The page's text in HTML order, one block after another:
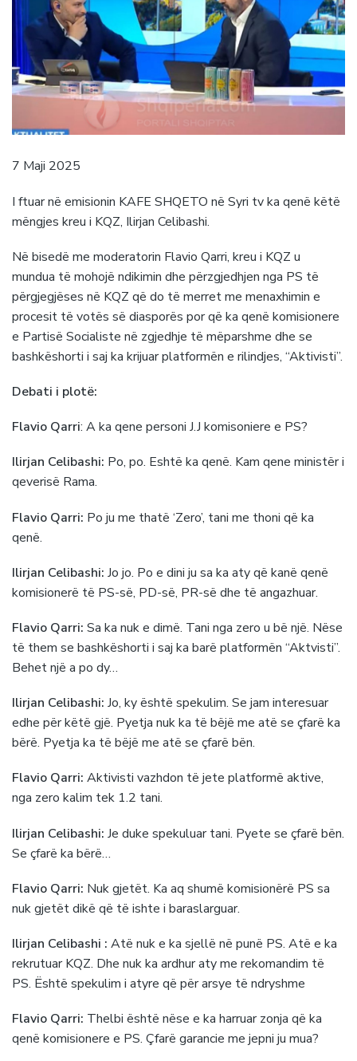
7 Maji 2025
I ftuar në emisionin KAFE SHQETO në Syri tv ka qenë këtë
mëngjes kreu i KQZ, Ilirjan Celibashi.
Në bisedë me moderatorin Flavio Qarri, kreu i KQZ u
mundua të mohojë ndikimin dhe përzgjedhjen nga PS të
përgjegjëses në KQZ që do të merret me menaxhimin e
procesit të votës së diasporës por që ka qenë komisionere
e Partisë Socialiste në zgjedhje të mëparshme dhe se
bashkëshorti i saj ka krijuar platformën e rilindjes, “Aktivisti”.
Debati i plotë:
Flavio Qarri: A ka qene personi J.J komisoniere e PS?
Ilirjan Celibashi: Po, po. Eshtë ka qenë. Kam qene ministër i
qeverisë Rama.
Flavio Qarri: Po ju me thatë ‘Zero’, tani me thoni që ka
qenë.
Ilirjan Celibashi: Jo jo. Po e dini ju sa ka aty që kanë qenë
komisionerë të PS-së, PD-së, PR-së dhe të angazhuar.
Flavio Qarri: Sa ka nuk e dimë. Tani nga zero u bë një. Nëse
të them se bashkëshorti i saj ka barë platformën “Aktvisti”.
Behet një a po dy…
Ilirjan Celibashi: Jo, ky është spekulim. Se jam interesuar
edhe për këtë gjë. Pyetja nuk ka të bëjë me atë se çfarë ka
bërë. Pyetja ka të bëjë me atë se çfarë bën.
Flavio Qarri: Aktivisti vazhdon të jete platformë aktive,
nga zero kalim tek 1.2 tani.
Ilirjan Celibashi: Je duke spekuluar tani. Pyete se çfarë bën.
Se çfarë ka bërë…
Flavio Qarri: Nuk gjetët. Ka aq shumë komisionërë PS sa
nuk gjetët dikë që të ishte i baraslarguar.
Ilirjan Celibashi : Atë nuk e ka sjellë në punë PS. Atë e ka
rekrutuar KQZ. Dhe nuk ka ardhur aty me rekomandim të
PS. Është spekulim i atyre që për arsye të ndryshme
Flavio Qarri: Thelbi është nëse e ka harruar zonja që ka
qenë komisionere e PS. Çfarë garancie me jepni ju mua?